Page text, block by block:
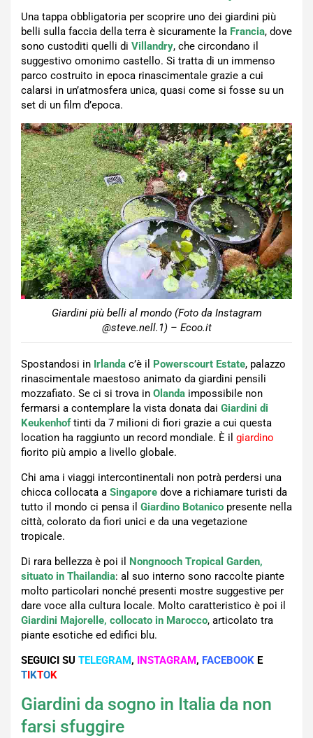
Una tappa obbligatoria per scoprire uno dei giardini più
belli sulla faccia della terra è sicuramente la Francia, dove
sono custoditi quelli di Villandry, che circondano il
suggestivo omonimo castello. Si tratta di un immenso
parco costruito in epoca rinascimentale grazie a cui
calarsi in un’atmosfera unica, quasi come si fosse su un
set di un film d’epoca.
Giardini più belli al mondo (Foto da Instagram
@steve.nell.1) – Ecoo.it
Spostandosi in Irlanda c’è il Powerscourt Estate, palazzo
rinascimentale maestoso animato da giardini pensili
mozzafiato. Se ci si trova in Olanda impossibile non
fermarsi a contemplare la vista donata dai Giardini di
Keukenhoftinti da 7 milioni di fiori grazie a cui questa
location ha raggiunto un record mondiale. È il giardino
fiorito più ampio a livello globale.
Chi ama i viaggi intercontinentali non potrà perdersi una
chicca collocata a Singapore dove a richiamare turisti da
tutto il mondo ci pensa il Giardino Botanico presente nella
città, colorato da fiori unici e da una vegetazione
tropicale.
Di rara bellezza è poi il
Nongnooch Tropical Garden,
situato in Thailandia: al suo interno sono raccolte piante
molto particolari nonché presenti mostre suggestive per
dare voce alla cultura locale. Molto caratteristico è poi il
Giardini Majorelle, collocato in Marocco, articolato tra
piante esotiche ed edifici blu.
SEGUICI SU TELEGRAM, INSTAGRAM, FACEBOOK E
T KTOK
Giardini da sogno in Italia da non
farsi sfuggire